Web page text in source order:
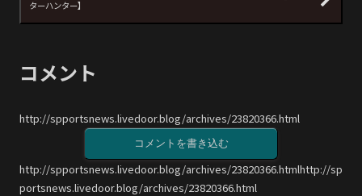
ターハンター】
コメント
http://spportsnews.livedoor.blog/archives/23820366.html
コメントを書き込む
http://spportsnews.livedoor.blog/archives/23820366.htmlhttp://sp
portsnews.livedoor.blog/archives/23820366.html